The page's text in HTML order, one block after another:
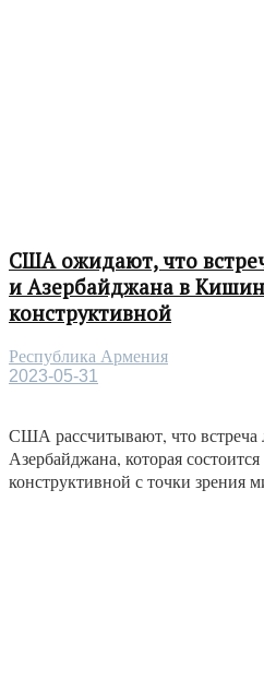
США ожидают, что
и Азербайджана в
конструктивной
Республика Армения
2023-05-31
США рассчитывают, что
Азербайджана, которая
конструктивной с точки зрения